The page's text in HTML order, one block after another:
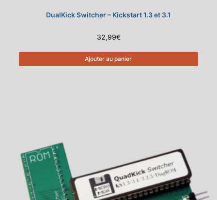
DualKick Switcher – Kickstart 1.3 et 3.1
32,99€
Ajouter au panier